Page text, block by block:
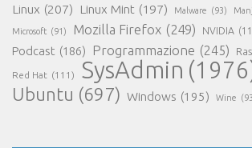
Linux (207) Linux Mint (197) Malware (93)
Microsoft (91) Mozilla Firefox (249) NVIDIA
Podcast (186) Programmazione (245)
Red Hat (111) SysAdmin
Ubuntu (697) Windows (195) Wine